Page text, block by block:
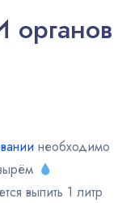
органов
необходимо
выпить 1 литр